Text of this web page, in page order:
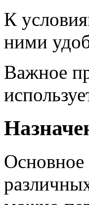
К
ними
Важное
Основное